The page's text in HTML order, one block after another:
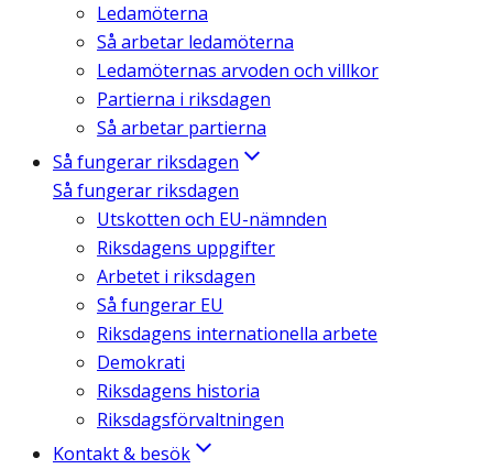
Ledamöterna
Så arbetar ledamöterna
Ledamöternas arvoden och villkor
Partierna i riksdagen
Så arbetar partierna
Så fungerar riksdagen
Så fungerar riksdagen
Utskotten och EU-nämnden
Riksdagens uppgifter
Arbetet i riksdagen
Så fungerar EU
Riksdagens internationella arbete
Demokrati
Riksdagens historia
Riksdagsförvaltningen
Kontakt & besök